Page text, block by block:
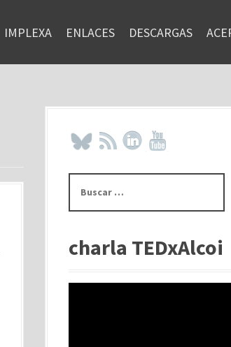
IMPLEXA ENLACES DESCARGAS
s
rcharla TEDxAlcoi